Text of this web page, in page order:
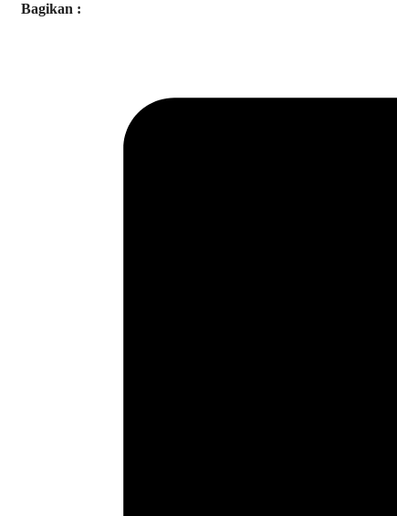
Bagikan :